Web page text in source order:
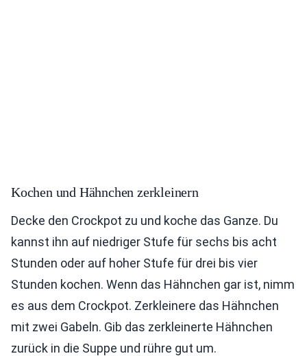
Kochen und Hähnchen zerkleinern
Decke den Crockpot zu und koche das Ganze. Du
kannst ihn auf niedriger Stufe für sechs bis acht
Stunden oder auf hoher Stufe für drei bis vier
Stunden kochen. Wenn das Hähnchen gar ist, nimm
es aus dem Crockpot. Zerkleinere das Hähnchen
mit zwei Gabeln. Gib das zerkleinerte Hähnchen
zurück in die Suppe und rühre gut um.